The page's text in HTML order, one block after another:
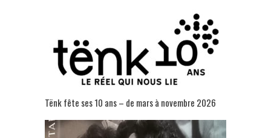
Tënk fête ses 10 ans – de mars à novembre 2026